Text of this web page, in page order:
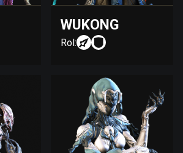
WUKONG
Rol: